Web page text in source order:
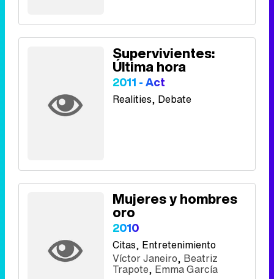
Supervivientes:
Última hora
2011 - Act
Realities, Debate
Mujeres y hombres
oro
2010
Citas, Entretenimiento
Víctor Janeiro, Beatriz
Trapote, Emma García